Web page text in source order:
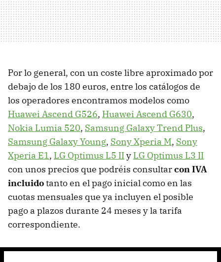
Por lo general, con un coste libre aproximado por
debajo de los 180 euros, entre los catálogos de
los operadores encontramos modelos como
Huawei Ascend G526, Huawei Ascend G630,
Nokia Lumia 520, Samsung Galaxy Trend Plus,
Samsung Galaxy Young, Sony Xperia M, Sony
Xperia E1, LG Optimus L5 IIy LG Optimus L3 II
con unos precios que podréis consultarcon IVA
incluidotanto en el pago inicial como en las
cuotas mensuales que ya incluyen el posible
pago a plazos durante 24 meses y la tarifa
correspondiente.